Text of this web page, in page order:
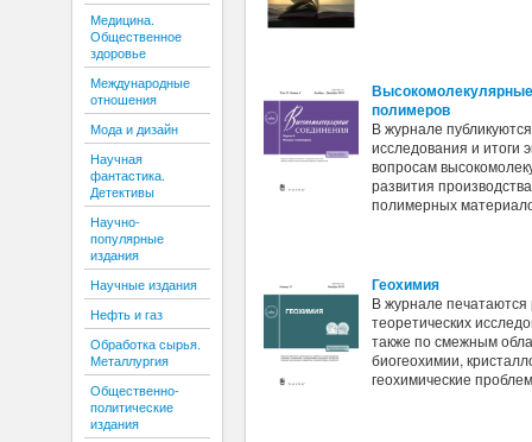
Медицина.
Общественное
здоровье
Международные
отношения
Мода и дизайн
Научная
фантастика.
Детективы
Научно-
популярные
издания
Научные издания
Нефть и газ
Обработка сырья.
Металлургия
Общественно-
политические
издания
полимеров
В журнале
исследования и итоги
вопросам
развития
полимерных
Геохимия
В журнале печатаются
теоретических
также по смежным
биогеохимии,
геохимические